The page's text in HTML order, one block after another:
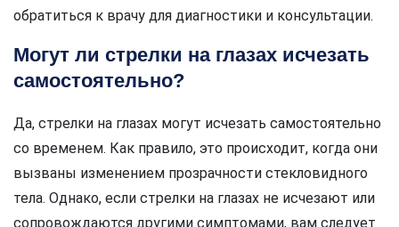
обратиться к врачу для диагностики и консультации.
Могут ли стрелки на глазах исчезать
самостоятельно?
Да, стрелки на глазах могут исчезать самостоятельно
со временем. Как правило, это происходит, когда они
вызваны изменением прозрачности стекловидного
тела. Однако, если стрелки на глазах не исчезают или
сопровождаются другими симптомами, вам следует